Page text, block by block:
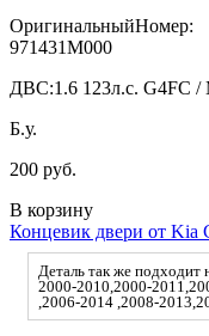
ОригинальныйНомер:
971431M000
ДВС:1.6 123л.с. G4FC
Б.у.
200 руб.
В корзину
Концевик двери от Kia
Деталь так же
2000-2010,2000-
,2006-2014 ,2008-